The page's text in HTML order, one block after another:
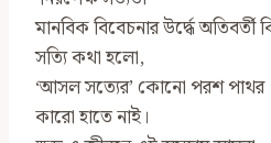
মানবিক বিবেচনার উর্দ্ধে অতিবর্তী
সত্যি কথা হলো,
‘আসল সত্যের’ কোনো পরশ পাথর
কারো হাতে নাই।